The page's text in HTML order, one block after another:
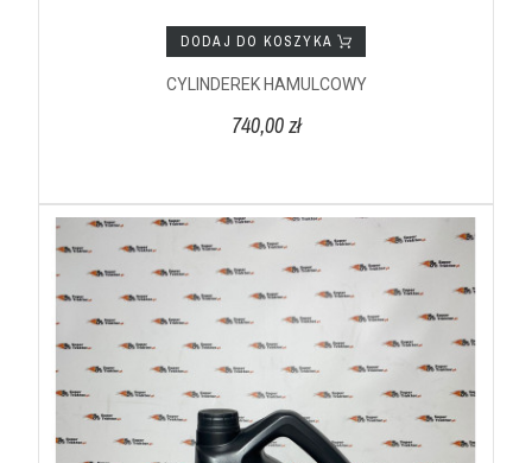
DODAJ DO KOSZYKA
CYLINDEREK HAMULCOWY
740,00 zł